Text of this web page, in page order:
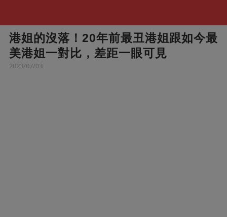
港姐的沒落！20年前最丑港姐跟如今最
美港姐一對比，差距一眼可見
2023/07/03